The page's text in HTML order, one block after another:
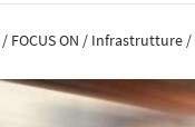
/ FOCUS ON / Infrastrutture /